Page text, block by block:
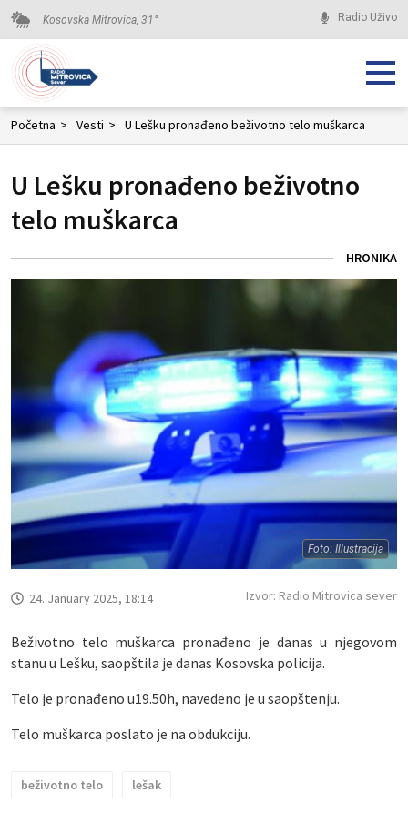
Kosovska Mitrovica, 31 ° Radio Uživo
Početna > Vesti > U Lešku pronađeno beživotno telo muškarca
U Lešku pronađeno beživotno
telo muškarca
HRONIKA
Foto: Illustracija
24. January 2025, 18:14 Izvor: Radio Mitrovica sever
Beživotno telo muškarca pronađeno je danas u njegovom
stanu u Lešku, saopštila je danas Kosovska policija.
Telo je pronađeno u19.50h, navedeno je u saopštenju.
Telo muškarca poslato je na obdukciju.
beživotno telo lešak